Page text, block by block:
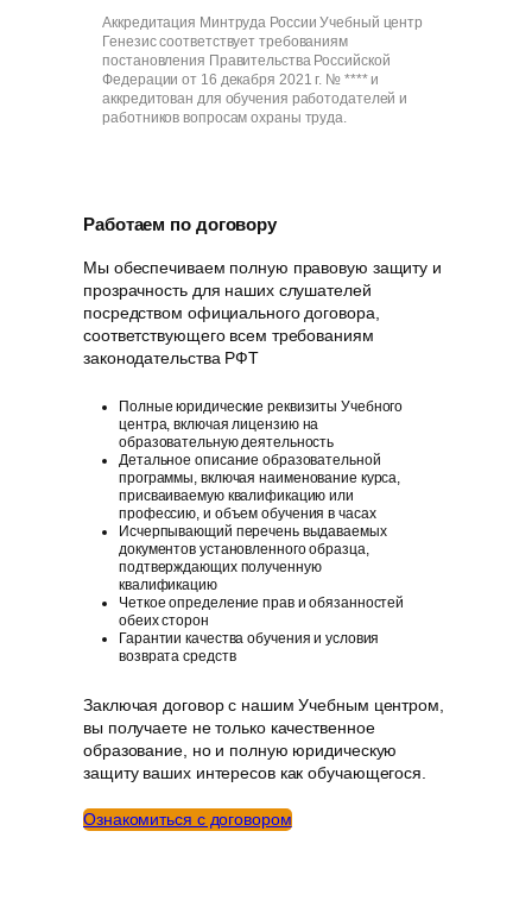
Аккредитация Минтруда России Учебный центр
Генезис соответствует требованиям
постановления Правительства Российской
Федерации от 16 декабря 2021 г. № **** и
аккредитован для обучения работодателей и
работников вопросам охраны труда.
Работаем по договору
Мы обеспечиваем полную правовую защиту и
прозрачность для наших слушателей
посредством официального договора,
соответствующего всем требованиям
законодательства РФT
Полные юридические реквизиты Учебного
центра, включая лицензию на
образовательную деятельность
Детальное описание образовательной
программы, включая наименование курса,
присваиваемую квалификацию или
профессию, и объем обучения в часах
Исчерпывающий перечень выдаваемых
документов установленного образца,
подтверждающих полученную
квалификацию
Четкое определение прав и обязанностей
обеих сторон
Гарантии качества обучения и условия
возврата средств
Заключая договор с нашим Учебным центром,
вы получаете не только качественное
образование, но и полную юридическую
защиту ваших интересов как обучающегося.
Ознакомиться с договором